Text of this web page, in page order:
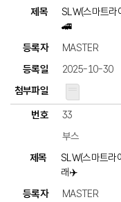
SLW(스마트라
🚄
MASTER
2025-10-30
33
부스
SLW(스마트라
래✈️
MASTER